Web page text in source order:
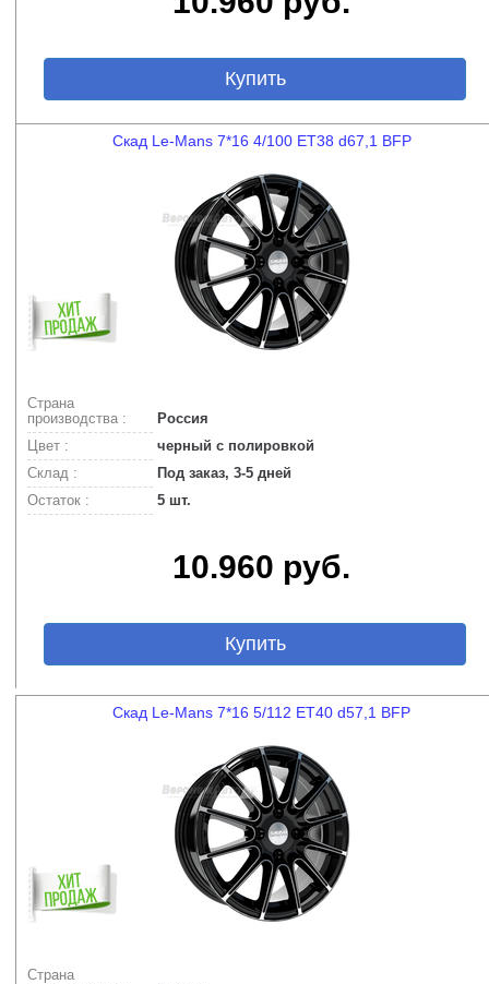
Купить
Скад Le-Mans 7*16 4/100 ET38 d67,1 BFP
Страна
производства :
Россия
Цвет :
черный с полировкой
Склад :
Под заказ, 3-5 дней
Остаток :
5 шт.
10.960 руб.
Купить
Скад Le-Mans 7*16 5/112 ET40 d57,1 BFP
Страна